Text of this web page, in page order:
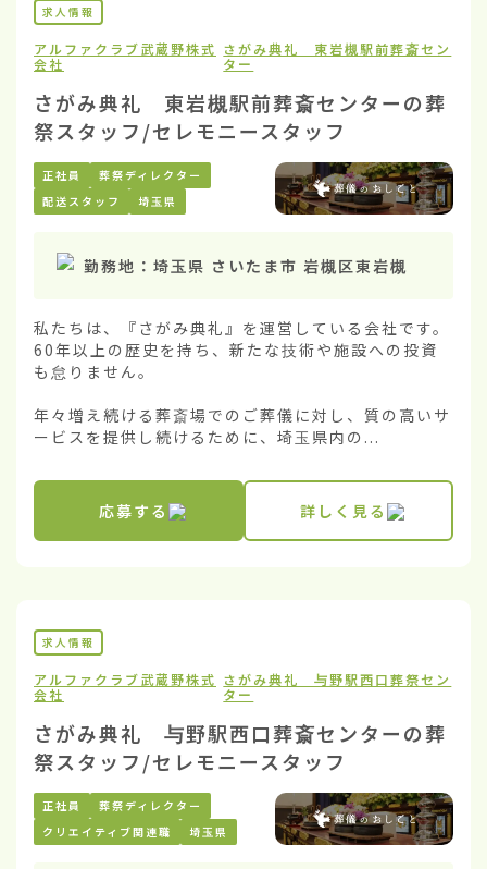
求人情報
アルファクラブ武蔵野株式
会社
さがみ典礼 東岩槻駅前葬斎セン
ター
さがみ典礼 東岩槻駅前葬斎センターの葬
祭スタッフ/セレモニースタッフ
正社員
葬祭ディレクター
配送スタッフ
埼玉県
勤務地： 埼玉県 さいたま市 岩槻区東岩槻
私たちは、『さがみ典礼』を運営している会社です。
60年以上の歴史を持ち、新たな技術や施設への投資
も怠りません。
年々増え続ける葬斎場でのご葬儀に対し、質の高いサ
ービスを提供し続けるために、埼玉県内の...
応募する 詳しく見る
求人情報
アルファクラブ武蔵野株式
会社
さがみ典礼 与野駅西口葬祭セン
ター
さがみ典礼 与野駅西口葬斎センターの葬
祭スタッフ/セレモニースタッフ
正社員
葬祭ディレクター
クリエイティブ関連職
埼玉県